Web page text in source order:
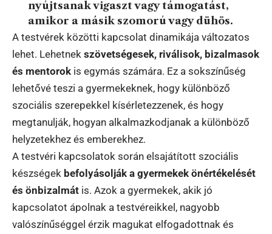
nyújtsanak vigaszt vagy támogatást,
amikor a másik szomorú vagy dühös.
A testvérek közötti kapcsolat dinamikája változatos
lehet. Lehetnek szövetségesek, riválisok, bizalmasok
és mentorok is egymás számára. Ez a sokszínűség
lehetővé teszi a gyermekeknek, hogy különböző
szociális szerepekkel kísérletezzenek, és hogy
megtanulják, hogyan alkalmazkodjanak a különböző
helyzetekhez és emberekhez.
A testvéri kapcsolatok során elsajátított szociális
készségek befolyásolják a gyermekek önértékelését
és önbizalmát is. Azok a gyermekek, akik jó
kapcsolatot ápolnak a testvéreikkel, nagyobb
valószínűséggel érzik magukat elfogadottnak és